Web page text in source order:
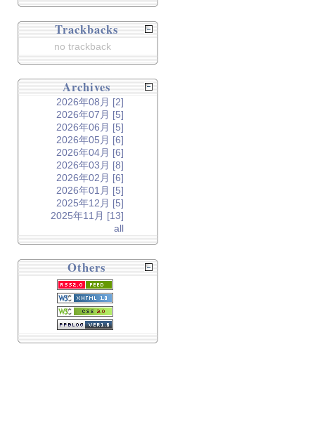
Trackbacks
no trackback
Archives
2026年08月 [2]
2026年07月 [5]
2026年06月 [5]
2026年05月 [6]
2026年04月 [6]
2026年03月 [8]
2026年02月 [6]
2026年01月 [5]
2025年12月 [5]
2025年11月 [13]
all
Others